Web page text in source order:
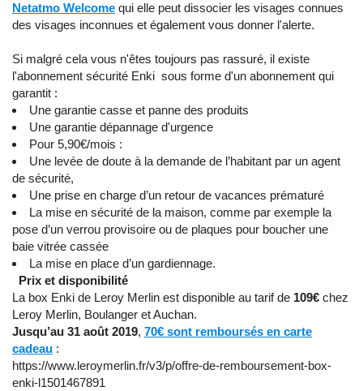
Netatmo Welcome qui elle peut dissocier les visages connues
des visages inconnues et également vous donner l'alerte.
Si malgré cela vous n'êtes toujours pas rassuré, il existe
l'abonnement sécurité Enki sous forme d'un abonnement qui
garantit :
Une garantie casse et panne des produits
Une garantie dépannage d'urgence
Pour 5,90€/mois :
Une levée de doute à la demande de l’habitant par un agent
de sécurité,
Une prise en charge d’un retour de vacances prématuré
La mise en sécurité de la maison, comme par exemple la
pose d’un verrou provisoire ou de plaques pour boucher une
baie vitrée cassée
La mise en place d’un gardiennage.
Prix et disponibilité
La box Enki de Leroy Merlin est disponible au tarif de 109€ chez
Leroy Merlin, Boulanger et Auchan.
Jusqu’au 31 août 2019, 70€ sont remboursés en carte
cadeau :
https://www.leroymerlin.fr/v3/p/offre-de-remboursement-box-
enki-l1501467891